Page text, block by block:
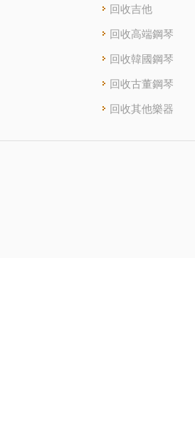
回收吉他
回收高端鋼琴
回收韓國鋼琴
回收古董鋼琴
回收其他樂器